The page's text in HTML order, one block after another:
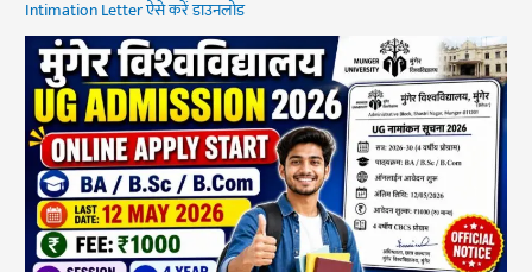
Intimation Letter ऐसे करें डाउनलोड